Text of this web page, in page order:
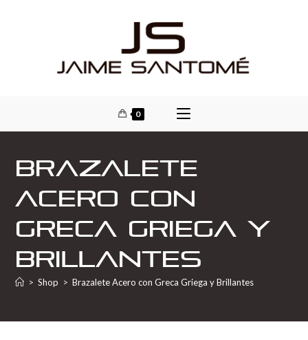
0
Brazalete
Acero con
Greca Griega y
Brillantes
> Shop > Brazalete Acero con Greca Griega y Brillantes